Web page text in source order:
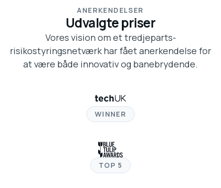
ANERKENDELSER
Udvalgte priser
Vores vision om et tredjeparts-
risikostyringsnetværk har fået anerkendelse for
at være både innovativ og banebrydende.
WINNER
TOP 5